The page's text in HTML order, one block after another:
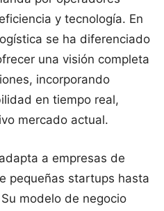
y tecnología. En
se ha diferenciado
una visión completa
incorporando
en tiempo real,
mercado actual.
a empresas de
pequeñas startups hasta
modelo de negocio